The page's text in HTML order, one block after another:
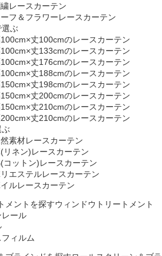
レースカーテン
ーフ＆フラワーレースカーテン
ぶ
丈100cmのレースカーテン
丈133cmのレースカーテン
丈176cmのレースカーテン
丈188cmのレースカーテン
丈198cmのレースカーテン
丈200cmのレースカーテン
丈210cmのレースカーテン
丈210cmのレースカーテン
素材レースカーテン
リネン)レースカーテン
コットン)レースカーテン
エステルレースカーテン
ルレースカーテン
ウィンドウトリートメント
レール
ィルム